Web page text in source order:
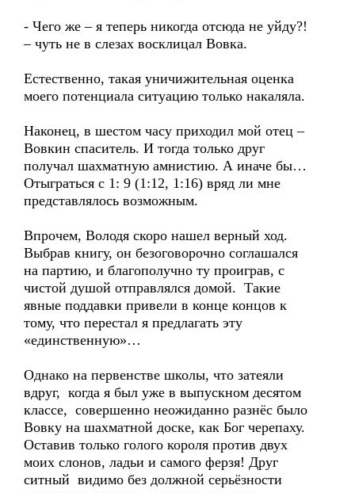
- Чего же – я теперь никогда отсюда не уйду?!
– чуть не в слезах восклицал Вовка.
Естественно, такая уничижительная оценка
моего потенциала ситуацию только накаляла.
Наконец, в шестом часу приходил мой отец –
Вовкин спаситель. И тогда только друг
получал шахматную амнистию. А иначе бы…
Отыграться с 1: 9 (1:12, 1:16) вряд ли мне
представлялось возможным.
Впрочем, Володя скоро нашел верный ход.
Выбрав книгу, он безоговорочно соглашался
на партию, и благополучно ту проиграв, с
чистой душой отправлялся домой. Такие
явные поддавки привели в конце концов к
тому, что перестал я предлагать эту
«единственную»…
Однако на первенстве школы, что затеяли
вдруг, когда я был уже в выпускном десятом
классе, совершенно неожиданно разнёс было
Вовку на шахматной доске, как Бог черепаху.
Оставив только голого короля против двух
моих слонов, ладьи и самого ферзя! Друг
ситный видимо без должной серьёзности